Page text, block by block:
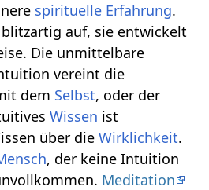
spirituelle Erfahrung.
auf, sie entwickelt
Die unmittelbare
vereint die
dem Selbst, oder der
Wissen ist
über dieWirklichkeit.
, der keine Intuition
Meditation